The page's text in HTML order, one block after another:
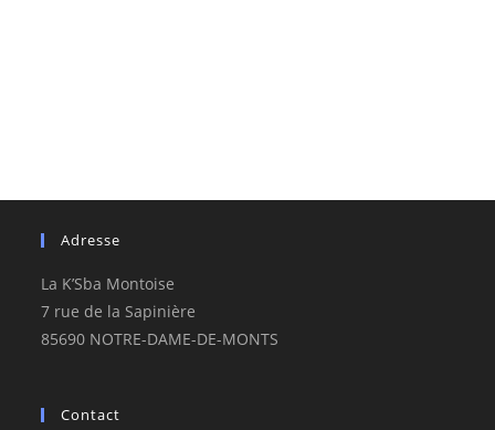
Adresse
La K’Sba Montoise
7 rue de la Sapinière
85690 NOTRE-DAME-DE-MONTS
Contact